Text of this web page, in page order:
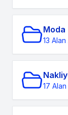
Moda
13 Alan
17 Alan